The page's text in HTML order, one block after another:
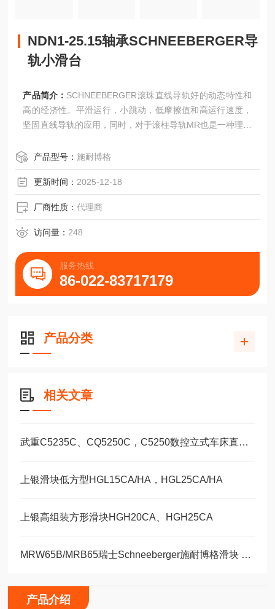
NDN1-25.15轴承SCHNEEBERGER导
轨小滑台
产品简介： SCHNEEBERGER滚珠直线导轨好的动态特性和
高的经济性。平滑运行，小跳动，低摩擦值和高运行速度，
坚固直线导轨的应用，同时，对于滚柱导轨MR也是一种理想
NDN1-25.15轴承SCHNEEBERGER导轨小滑台
产品型号：施耐博格
更新时间： 2025-12-18
厂商性质：代理商
访问量： 248
服务热线
86-022-83717179
产品分类
相关文章
武重C5235C、CQ5250C，C5250数控立式车床直线运动滑块WEH35CA/WEW35CC
上银滑块低方型HGL15CA/HA，HGL25CA/HA
上银高组装方形滑块HGH20CA、HGH25CA
MRW65B/MRB65瑞士Schneeberger施耐博格滑块 导轨
产品介绍